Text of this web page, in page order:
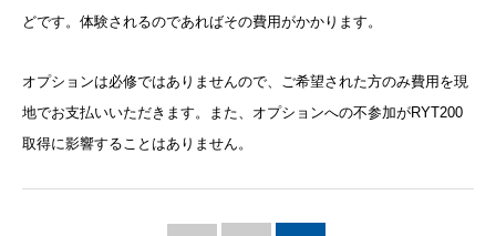
どです。体験されるのであればその費用がかかります。
オプションは必修ではありませんので、ご希望された方のみ費用を現
地でお支払いいただきます。また、オプションへの不参加がRYT200
取得に影響することはありません。